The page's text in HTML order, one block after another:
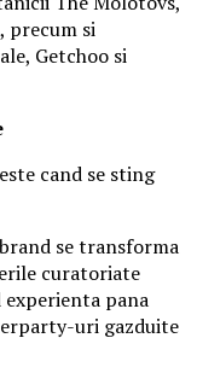
precum si
Getchoo si
cand se sting
se transforma
curatoriate
pana
uri gazduite